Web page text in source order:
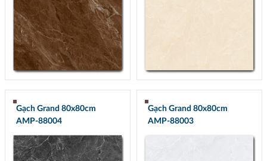
Gạch Grand 80x80cm
AMP-88004
Gạch Grand 80x80cm
AMP-88003